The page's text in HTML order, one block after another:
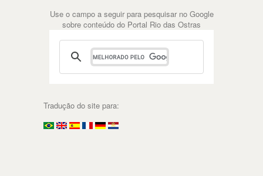
Use o campo a seguir para pesquisar no Google
sobre conteúdo do Portal Rio das Ostras
Tradução do site para: